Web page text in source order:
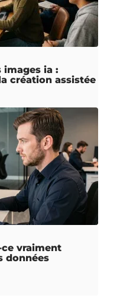
images ia :
création assistée
vraiment
données